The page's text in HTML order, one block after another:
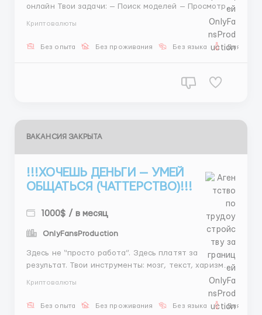
онлайн Твои задачи: — Поиск моделей — Просмотр
21:00, Грузия 🇬🇪) 📚 Обучение 💻 Всё необходимое
предоставляем 📩 Пиши для подробностей в наш
Криптовалюты
Без опыта Без проживания Без языка Для
ВАКАНСИЯ ЗАКРЫТА
!!!ХОЧЕШЬ ДЕНЬГИ — УМЕЙ
ОБЩАТЬСЯ (ЧАТТЕРСТВО)!!!
1000$ / в месяц
OnlyFansProduction
Здесь не “просто работа”. Здесь платят за
результат. Твои инструменты: мозг, текст, харизма.
💬 Общение 📅 Организация 👩 Подбор 💰 от 600$ +
@AmaliaSiHR ...
Криптовалюты
Без опыта Без проживания Без языка Для